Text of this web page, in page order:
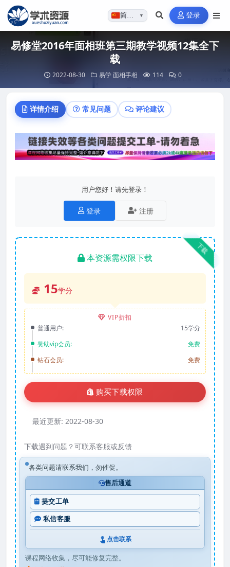
简体…▼ 登录
易修堂2016年面相班第三期教学视频12集全下
载
2022-08-30 易学面相手相 114 0
详情介绍 常见问题 评论建议
用户您好！请先登录！
登录 注册
下载
本资源需权限下载
15学分
VIP折扣
普通用户:
15学分
赞助vip会员:
免费
钻石会员:
免费
购买下载权限
最近更新: 2022-08-30
下载遇到问题？可联系客服或反馈
各类问题请联系我们，勿催促。
售后通道
提交工单
私信客服
点击联系
课程网络收集，尽可能修复完整。